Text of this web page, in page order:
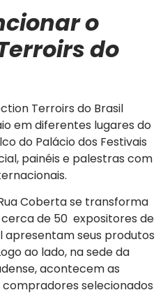
o
do
Terroirs do Brasil
em diferentes lugares do
do Palácio dos Festivais
painéis e palestras com
Coberta se transforma
de 50 expositores de
apresentam seus produtos
ao lado, na sede da
acontecem as
selecionados